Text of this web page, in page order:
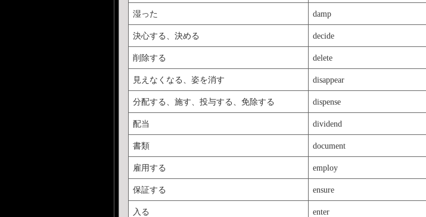
湿った damp
決心する、決める decide
削除する delete
見えなくなる、姿を消す disappear
分配する、施す、投与する、免除する dispense
配当 dividend
書類 document
雇用する employ
保証する ensure
入る enter